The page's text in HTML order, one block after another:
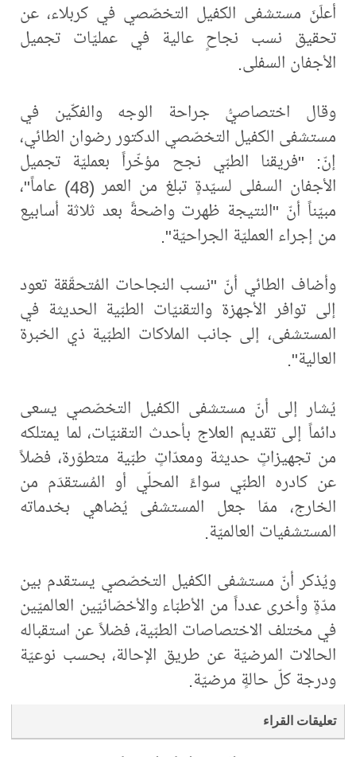
أعلَنَ مستشفى الكفيل التخصّصي في كربلاء، عن
تحقيق نسب نجاحٍ عالية في عمليّات تجميل
الأجفان السفلى.
وقال اختصاصيُّ جراحة الوجه والفكّين في
مستشفى الكفيل التخصّصي الدكتور رضوان الطائي،
إنّ: "فريقنا الطبّي نجح مؤخّراً بعمليّة تجميل
الأجفان السفلى لسيّدةٍ تبلغ من العمر (48) عاماً"،
مبيّناً أنّ "النتيجة ظهرت واضحةً بعد ثلاثة أسابيع
من إجراء العمليّة الجراحيّة".
وأضاف الطائي أنّ "نسب النجاحات المُتحقّقة تعود
إلى توافر الأجهزة والتقنيّات الطبّية الحديثة في
المستشفى، إلى جانب الملاكات الطبّية ذي الخبرة
العالية".
يُشار إلى أنّ مستشفى الكفيل التخصّصي يسعى
دائماً إلى تقديم العلاج بأحدث التقنيّات، لما يمتلكه
من تجهيزاتٍ حديثة ومعدّاتٍ طبّية متطوّرة، فضلاً
عن كادره الطبّي سواءً المحلّي أو المُستقدَم من
الخارج، ممّا جعل المستشفى يُضاهي بخدماته
المستشفيات العالميّة.
ويُذكر أنّ مستشفى الكفيل التخصّصي يستقدم بين
مدّةٍ وأخرى عدداً من الأطبّاء والأخصّائيّين العالميّين
في مختلف الاختصاصات الطبّية، فضلاً عن استقباله
الحالات المرضيّة عن طريق الإحالة، بحسب نوعيّة
ودرجة كلّ حالةٍ مرضيّة.
تعليقات القراء